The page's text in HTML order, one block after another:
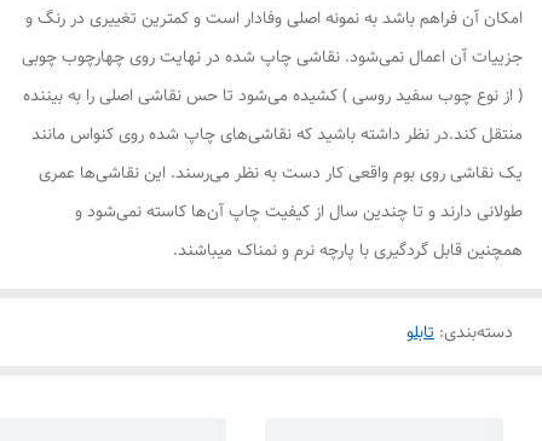
امکان آن فراهم باشد به نمونه اصلی وفادار است و کمترین تغییری در رنگ و
جزییات آن اعمال نمی‌شود. نقاشی چاپ شده در نهایت روی چهارچوب چوبی
( از نوع چوب سفید روسی ) کشیده می‌شود تا حس نقاشی اصلی را به بیننده
منتقل کند.در نظر داشته باشید که نقاشی‌های چاپ شده روی کنواس مانند
یک نقاشی روی بوم واقعی کار دست به نظر می‌رسند. این نقاشی‌ها عمری
طولانی دارند و تا چندین سال از کیفیت چاپ آن‌ها کاسته نمی‌شود و
همچنین قابل گردگیری با پارچه نرم و نمناک میباشند.
دسته‌بندی: تابلو